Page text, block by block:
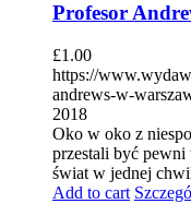
Profesor
£1.00
https://
andrews-w-
2018
Oko w oko z
przestali być pewni
świat w jednej
Add to cart